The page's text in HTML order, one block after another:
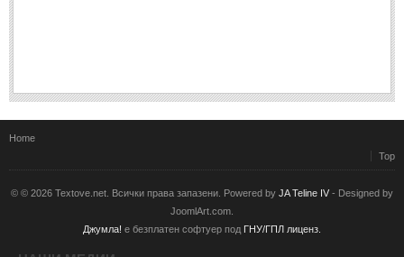
Home
Top
© © 2026 Textove.net. Всички права запазени. Powered by JA Teline IV - Designed by
JoomlArt.com.
Джумла! е безплатен софтуер под ГНУ/ГПЛ лиценз.